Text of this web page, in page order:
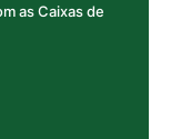
as Caixas de